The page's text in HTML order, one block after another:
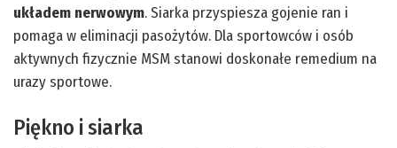
układem nerwowym. Siarka przyspiesza gojenie ran i
pomaga w eliminacji pasożytów. Dla sportowców i osób
aktywnych fizycznie MSM stanowi doskonałe remedium na
urazy sportowe.
Piękno i siarka